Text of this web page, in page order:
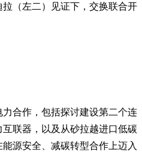
（左二）见证下，交换联合开
合作，包括探讨建设第二个连
联器，以及从砂拉越进口低碳
源安全、减碳转型合作上迈入